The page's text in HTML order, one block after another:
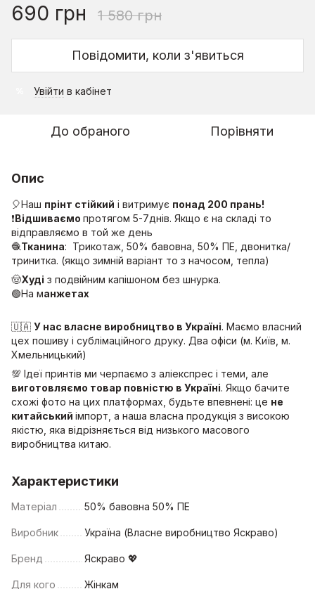
690 грн 1 580 грн
Повідомити, коли з'явиться
Увійти в кабінет
До обраного Порівняти
Опис
🎈Наш прінт стійкий і витримує понад 200 прань!
❗️Відшиваємо протягом 5-7днів. Якщо є на складі то
відправляємо в той же день
🧶Тканина: Трикотаж, 50% бавовна, 50% ПЕ, двонитка/
тринитка. (якщо зимній варіант то з начосом, тепла)
🤠Худі з подвійним капішоном без шнурка.
🟢На манжетах
🇺🇦 У нас власне виробництво в Україні. Маємо власний
цех пошиву і сублімаційного друку. Два офіси (м. Київ, м.
Хмельницький)
💯 Ідеї принтів ми черпаємо з аліекспрес і теми, але
виготовляємо товар повністю в Україні. Якщо бачите
схожі фото на цих платформах, будьте впевнені: це не
китайський імпорт, а наша власна продукція з високою
якістю, яка відрізняється від низького масового
виробництва китаю.
Характеристики
Матеріал 50% бавовна 50% ПЕ
Виробник Україна (Власне виробництво Яскраво)
Бренд Яскраво 💖
Для кого Жінкам